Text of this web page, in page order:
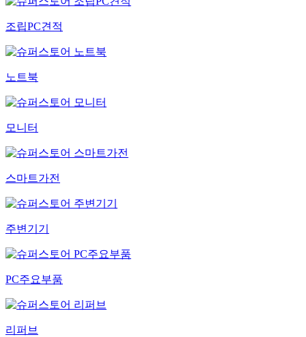
조립PC견적
노트북
모니터
스마트가전
주변기기
PC주요부품
리퍼브